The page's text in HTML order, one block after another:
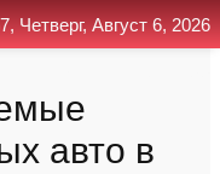
авто в
Четверг, Август 6, 2026